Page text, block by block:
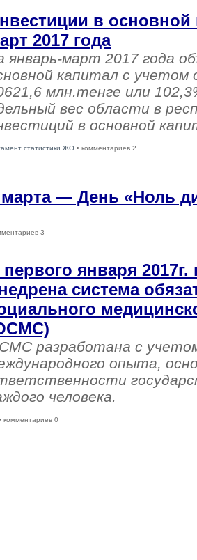
в основной
2017 года
январь-март 2017 года
капитал с учетом
млн.тенге или
вес области в
в основной
статистики ЖО • комментариев 2
марта — День «Ноль
3
января 2017г.
система
разработана с
опыта,
человека.
комментариев 0